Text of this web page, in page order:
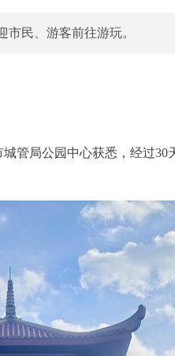
民、游客前往游玩。
管局公园中心获悉，经过